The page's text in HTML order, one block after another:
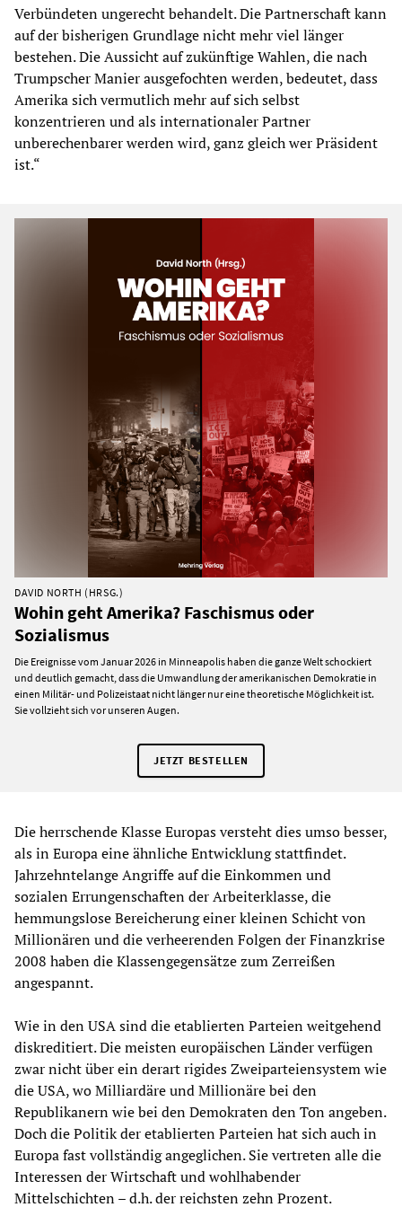
Verbündeten ungerecht behandelt. Die Partnerschaft kann
auf der bisherigen Grundlage nicht mehr viel länger
bestehen. Die Aussicht auf zukünftige Wahlen, die nach
Trumpscher Manier ausgefochten werden, bedeutet, dass
Amerika sich vermutlich mehr auf sich selbst
konzentrieren und als internationaler Partner
unberechenbarer werden wird, ganz gleich wer Präsident
ist.“
DAVID NORTH (HRSG.)
Wohin geht Amerika? Faschismus oder
Sozialismus
Die Ereignisse vom Januar 2026 in Minneapolis haben die ganze Welt schockiert
und deutlich gemacht, dass die Umwandlung der amerikanischen Demokratie in
einen Militär- und Polizeistaat nicht länger nur eine theoretische Möglichkeit ist.
Sie vollzieht sich vor unseren Augen.
JETZT BESTELLEN
Die herrschende Klasse Europas versteht dies umso besser,
als in Europa eine ähnliche Entwicklung stattfindet.
Jahrzehntelange Angriffe auf die Einkommen und
sozialen Errungenschaften der Arbeiterklasse, die
hemmungslose Bereicherung einer kleinen Schicht von
Millionären und die verheerenden Folgen der Finanzkrise
2008 haben die Klassengegensätze zum Zerreißen
angespannt.
Wie in den USA sind die etablierten Parteien weitgehend
diskreditiert. Die meisten europäischen Länder verfügen
zwar nicht über ein derart rigides Zweiparteiensystem wie
die USA, wo Milliardäre und Millionäre bei den
Republikanern wie bei den Demokraten den Ton angeben.
Doch die Politik der etablierten Parteien hat sich auch in
Europa fast vollständig angeglichen. Sie vertreten alle die
Interessen der Wirtschaft und wohlhabender
Mittelschichten – d.h. der reichsten zehn Prozent.